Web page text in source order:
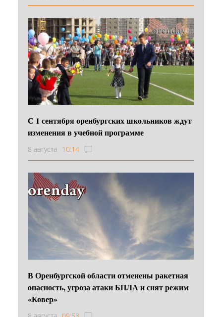
С 1 сентября оренбургских школьников ждут
изменения в учебной программе
8 августа 10:14
В Оренбургской области отменены ракетная
опасность, угроза атаки БПЛА и снят режим
«Ковер»